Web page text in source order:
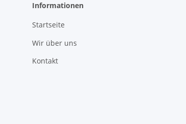
Informationen
Startseite
Wir über uns
Kontakt